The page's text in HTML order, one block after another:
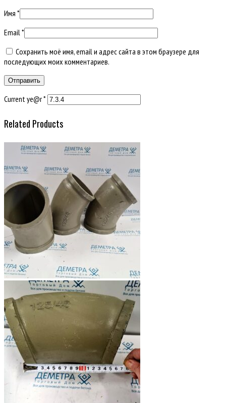
Имя *
Email*
Сохранить моё имя, email и адрес сайта в этом браузере для
последующих моих комментариев.
Current ye@r*
Related Products